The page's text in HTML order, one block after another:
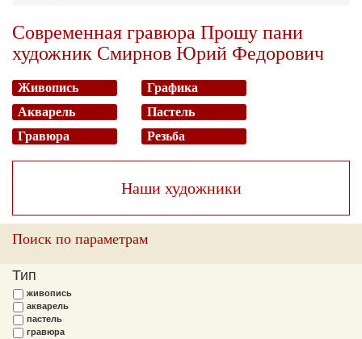
Современная гравюра Прошу пани
художник Смирнов Юрий Федорович
Живопись
Графика
Акварель
Пастель
Гравюра
Резьба
Наши художники
Поиск по параметрам
Тип
живопись
акварель
пастель
гравюра